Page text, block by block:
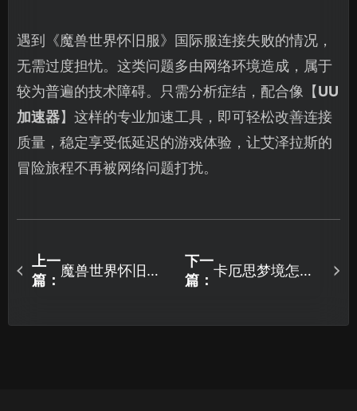
遇到《魔兽世界怀旧服》国际服连接失败的情况，
无需过度担忧。这类问题多由网络环境造成，属于
较为普遍的技术障碍。只需分析症结，配合像【UU
加速器】这样的专业加速工具，即可轻松改善连接
质量，稳定享受低延迟的游戏体验，让艾泽拉斯的
冒险旅程不再被网络问题打扰。
上一
篇：
魔兽世界怀旧服
化与实用方案！
下一
篇：
卡厄思梦境怎么
程！